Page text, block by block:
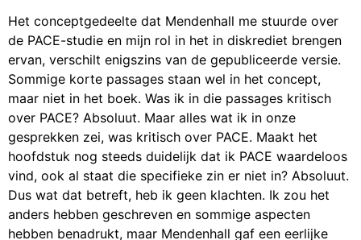
Het conceptgedeelte dat Mendenhall me stuurde over
de PACE-studie en mijn rol in het in diskrediet brengen
ervan, verschilt enigszins van de gepubliceerde versie.
Sommige korte passages staan ​​wel in het concept,
maar niet in het boek. Was ik in die passages kritisch
over PACE? Absoluut. Maar alles wat ik in onze
gesprekken zei, was kritisch over PACE. Maakt het
hoofdstuk nog steeds duidelijk dat ik PACE waardeloos
vind, ook al staat die specifieke zin er niet in? Absoluut.
Dus wat dat betreft, heb ik geen klachten. Ik zou het
anders hebben geschreven en sommige aspecten
hebben benadrukt, maar Mendenhall gaf een eerlijke